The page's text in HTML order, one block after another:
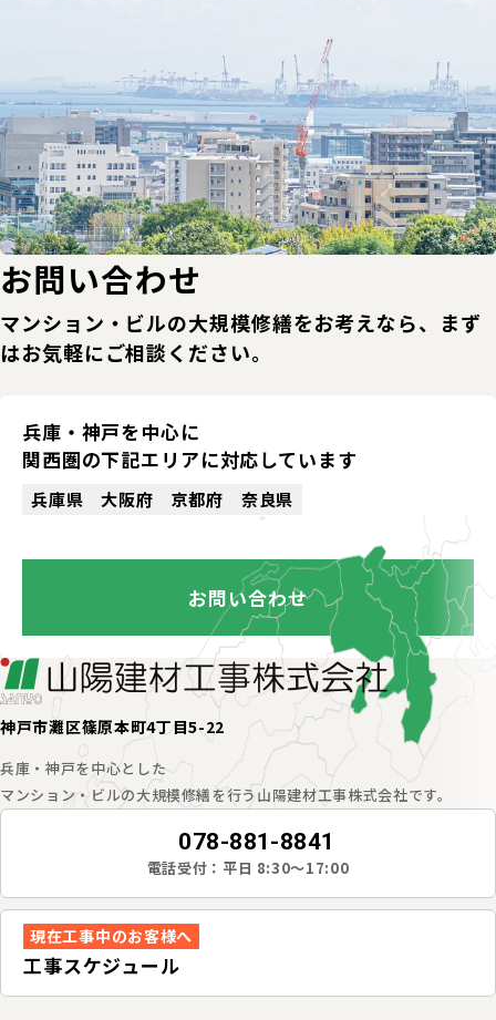
お問い合わせ
マンション・ビルの大規模修繕をお考えなら、まず
はお気軽にご相談ください。
兵庫・神戸を中心に
関西圏の下記エリアに対応しています
兵庫県 大阪府 京都府 奈良県
お問い合わせ
神戸市灘区篠原本町4丁目5-22
兵庫・神戸を中心とした
マンション・ビルの大規模修繕を行う山陽建材工事株式会社です。
078-881-8841
電話受付：平日 8:30～17:00
現在工事中のお客様へ
工事スケジュール